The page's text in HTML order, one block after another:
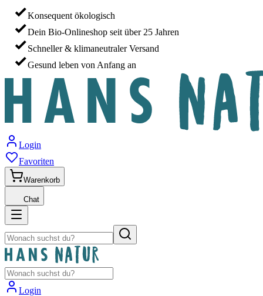
Konsequent ökologisch
Dein Bio-Onlineshop seit über 25 Jahren
Schneller & klimaneutraler Versand
Gesund leben von Anfang an
Login
Favoriten
Warenkorb
Chat
Login